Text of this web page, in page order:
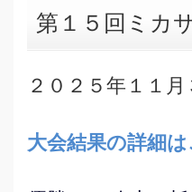
第１５回ミカ
２０２５年１１
大会結果の詳細